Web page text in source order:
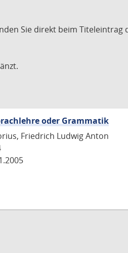
Sie direkt beim
oder Grammatik
Friedrich Ludwig Anton